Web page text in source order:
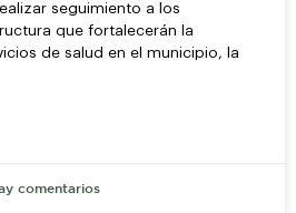
seguimiento a los
que fortalecerán la
de salud en el municipio, la
comentarios